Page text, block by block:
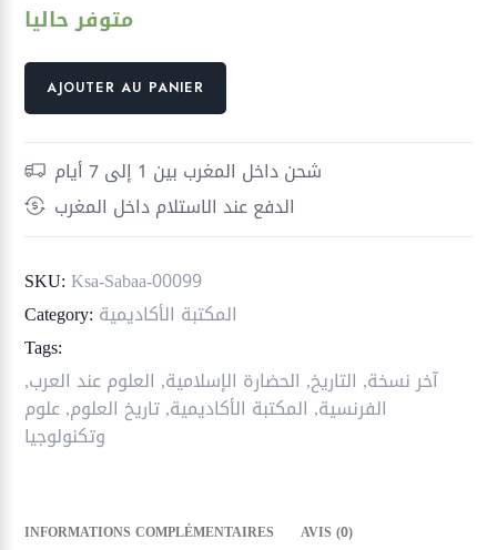
متوفر حاليا
quantité
de
العربية
في
عصرها
؛
كيف
أنقذت
العلوم
العربية
المعارف
القديمة
AJOUTER AU PANIER
شحن داخل المغرب بين 1 إلى 7 أيام
الدفع عند الاستلام داخل المغرب
SKU: Ksa-Sabaa-00099
Category: المكتبة الأكاديمية
Tags:
آخر نسخة, التاريخ, الحضارة الإسلامية, العلوم عند العرب,
الفرنسية, المكتبة الأكاديمية,تاريخ العلوم,علوم
وتكنولوجيا
INFORMATIONS COMPLÉMENTAIRES AVIS (0)